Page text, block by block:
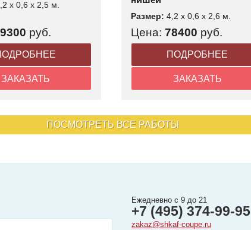
x 0,6 x 2,5 м.
руб.
ЗАКАЗАТЬ
Размер:4,2 x 0,6 x 2,6 м.
Цена:78400 руб.
ПОДРОБНЕЕ
ЗАКАЗАТЬ
ПОСМОТРЕТЬ ВСЕ РАБОТЫ
Ежедневно с 9 до 21
+7 (495) 374-99-95
zakaz@shkaf-coupe.ru